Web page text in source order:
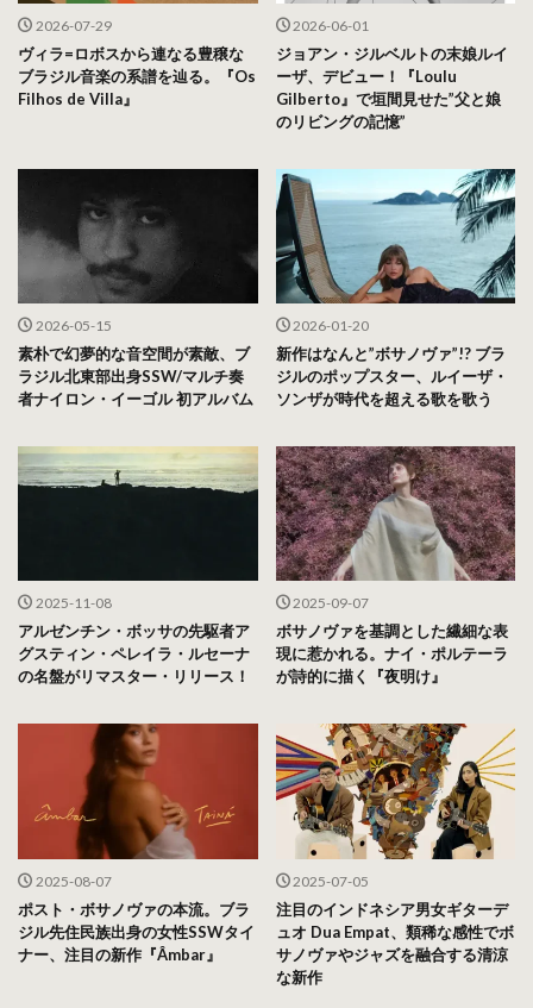
2026-07-29
ヴィラ=ロボスから連なる豊穣な
ブラジル音楽の系譜を辿る。『Os
Filhos de Villa』
2026-06-01
ジョアン・ジルベルトの末娘ルイ
ーザ、デビュー！『Loulu
Gilberto』で垣間見せた”父と娘
のリビングの記憶”
2026-05-15
素朴で幻夢的な音空間が素敵、ブ
ラジル北東部出身SSW/マルチ奏
者ナイロン・イーゴル 初アルバム
2026-01-20
新作はなんと”ボサノヴァ”!? ブラ
ジルのポップスター、ルイーザ・
ソンザが時代を超える歌を歌う
2025-11-08
アルゼンチン・ボッサの先駆者ア
グスティン・ペレイラ・ルセーナ
の名盤がリマスター・リリース！
2025-09-07
ボサノヴァを基調とした繊細な表
現に惹かれる。ナイ・ポルテーラ
が詩的に描く『夜明け』
2025-08-07
ポスト・ボサノヴァの本流。ブラ
ジル先住民族出身の女性SSWタイ
ナー、注目の新作『Âmbar』
2025-07-05
注目のインドネシア男女ギターデ
ュオ Dua Empat、類稀な感性でボ
サノヴァやジャズを融合する清涼
な新作